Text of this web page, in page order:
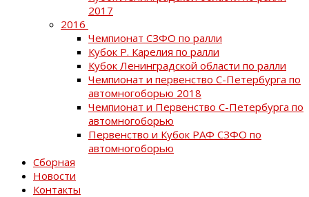
2017
2016
Чемпионат СЗФО по ралли
Кубок Р. Карелия по ралли
Кубок Ленинградской области по ралли
Чемпионат и первенство С-Петербурга по
автомногоборью 2018
Чемпионат и Первенство С-Петербурга по
автомногоборью
Первенство и Кубок РАФ СЗФО по
автомногоборью
Сборная
Новости
Контакты